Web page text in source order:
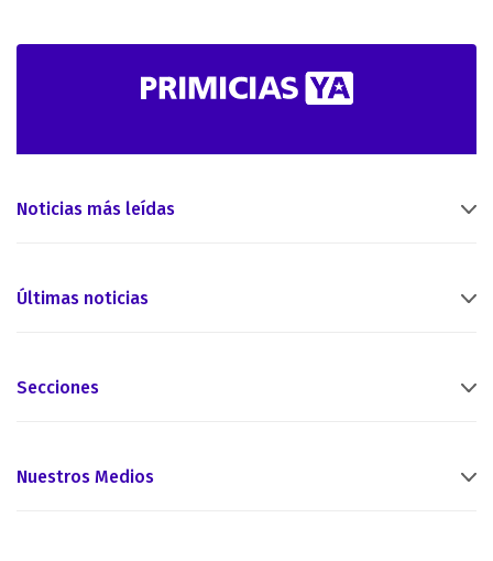
Noticias más leídas
Últimas noticias
Secciones
Nuestros Medios